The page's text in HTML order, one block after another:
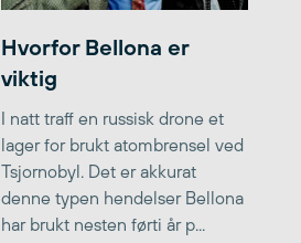
Hvorfor Bellona er
viktig
I natt traff en russisk drone et
lager for brukt atombrensel ved
Tsjornobyl. Det er akkurat
denne typen hendelser Bellona
har brukt nesten førti år p...